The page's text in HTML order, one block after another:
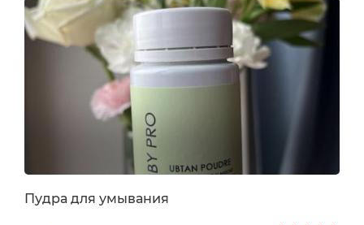
Пудра для умывания